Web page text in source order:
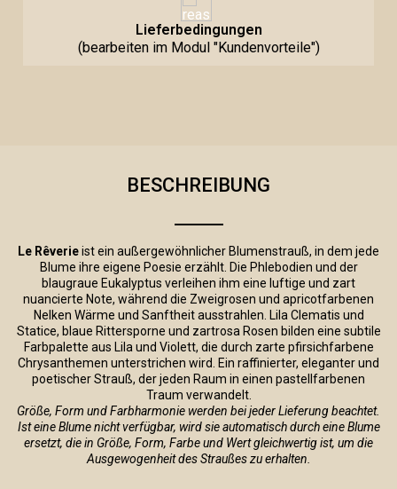
Lieferbedingungen
(bearbeiten im Modul "Kundenvorteile")
BESCHREIBUNG
Le Rêverieist ein außergewöhnlicher Blumenstrauß, in dem jede
Blume ihre eigene Poesie erzählt. Die Phlebodien und der
blaugraue Eukalyptus verleihen ihm eine luftige und zart
nuancierte Note, während die Zweigrosen und apricotfarbenen
Nelken Wärme und Sanftheit ausstrahlen. Lila Clematis und
Statice, blaue Rittersporne und zartrosa Rosen bilden eine subtile
Farbpalette aus Lila und Violett, die durch zarte pfirsichfarbene
Chrysanthemen unterstrichen wird. Ein raffinierter, eleganter und
poetischer Strauß, der jeden Raum in einen pastellfarbenen
Traum verwandelt.
Größe, Form und Farbharmonie werden bei jeder Lieferung beachtet.
Ist eine Blume nicht verfügbar, wird sie automatisch durch eine Blume
ersetzt, die in Größe, Form, Farbe und Wert gleichwertig ist, um die
Ausgewogenheit des Straußes zu erhalten.